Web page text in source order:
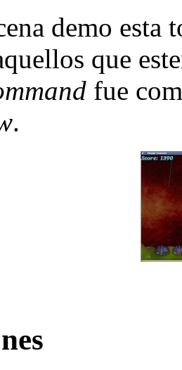
demo esta
que
fue
.